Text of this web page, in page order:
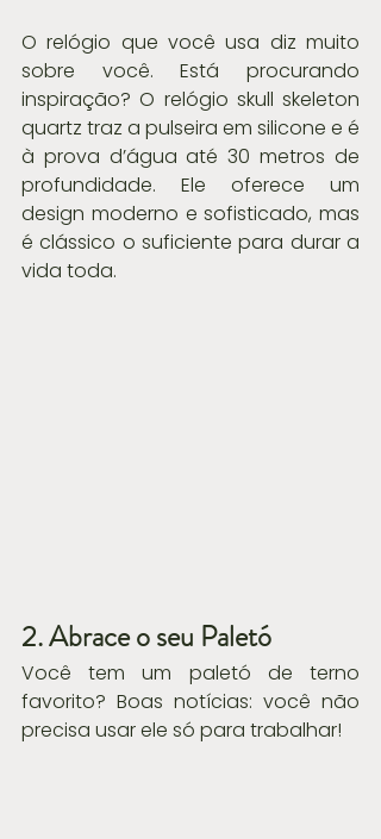
O relógio que você usa diz muito
sobre você. Está procurando
inspiração? O relógio skull skeleton
quartz traz a pulseira em silicone e é
à prova d’água até 30 metros de
profundidade. Ele oferece um
design moderno e sofisticado, mas
é clássico o suficiente para durar a
vida toda.
2. Abrace o seu Paletó
Você tem um paletó de terno
favorito? Boas notícias: você não
precisa usar ele só para trabalhar!